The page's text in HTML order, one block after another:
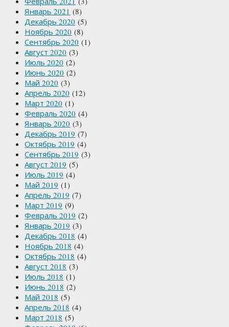
Январь 2021 (8)
Декабрь 2020 (5)
Ноябрь 2020 (8)
Сентябрь 2020 (1)
Август 2020 (3)
Июль 2020 (2)
Июнь 2020 (2)
Май 2020 (3)
Апрель 2020 (12)
Март 2020 (1)
Февраль 2020 (4)
Январь 2020 (3)
Декабрь 2019 (7)
Октябрь 2019 (4)
Сентябрь 2019 (3)
Август 2019 (5)
Июль 2019 (4)
Май 2019 (1)
Апрель 2019 (7)
Март 2019 (9)
Февраль 2019 (2)
Январь 2019 (3)
Декабрь 2018 (4)
Ноябрь 2018 (4)
Октябрь 2018 (4)
Август 2018 (3)
Июль 2018 (1)
Июнь 2018 (2)
Май 2018 (5)
Апрель 2018 (4)
Март 2018 (5)